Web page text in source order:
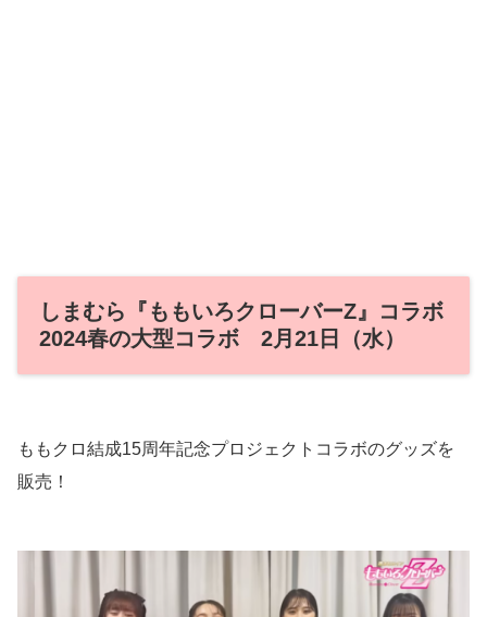
しまむら『ももいろクローバーZ』コラボ
2024春の大型コラボ 2月21日（水）
ももクロ結成15周年記念プロジェクトコラボのグッズを
販売！